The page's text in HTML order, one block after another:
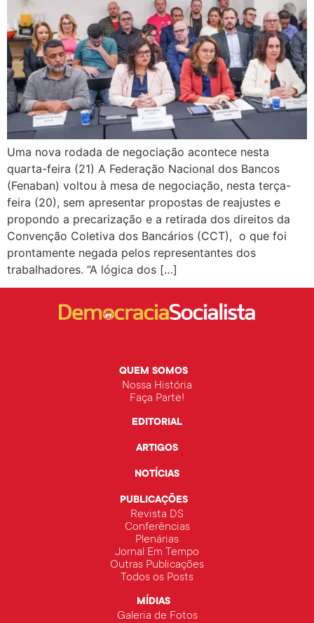
Uma nova rodada de negociação acontece nesta
quarta-feira (21) A Federação Nacional dos Bancos
(Fenaban) voltou à mesa de negociação, nesta terça-
feira (20), sem apresentar propostas de reajustes e
propondo a precarização e a retirada dos direitos da
Convenção Coletiva dos Bancários (CCT), o que foi
prontamente negada pelos representantes dos
trabalhadores. “A lógica dos […]
QUEM SOMOS
Nossa História
Faça Parte!
EDITORIAL
ARTIGOS
NOTÍCIAS
PUBLICAÇÕES
Revista DS
Conferências
Plenárias
Jornal Em Tempo
Outras Publicações
Todos os Posts
MÍDIAS
Galeria de Fotos